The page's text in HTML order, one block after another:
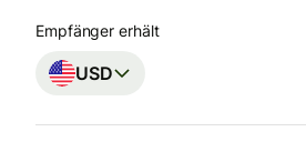
Empfänger erhält
USD